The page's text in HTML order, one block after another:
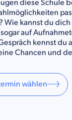
diese Schule
Wie kannst du
auf
kennst du
Chancen und
wählen